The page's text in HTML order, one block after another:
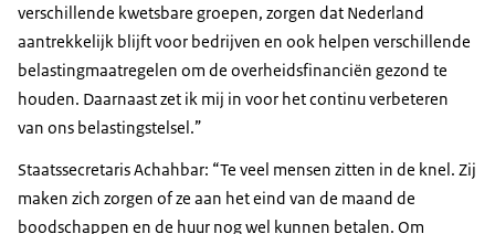
verschillende kwetsbare groepen, zorgen dat Nederland
aantrekkelijk blijft voor bedrijven en ook helpen verschillende
belastingmaatregelen om de overheidsfinanciën gezond te
houden. Daarnaast zet ik mij in voor het continu verbeteren
van ons belastingstelsel.”
Staatssecretaris Achahbar: “Te veel mensen zitten in de knel. Zij
maken zich zorgen of ze aan het eind van de maand de
boodschappen en de huur nog wel kunnen betalen. Om